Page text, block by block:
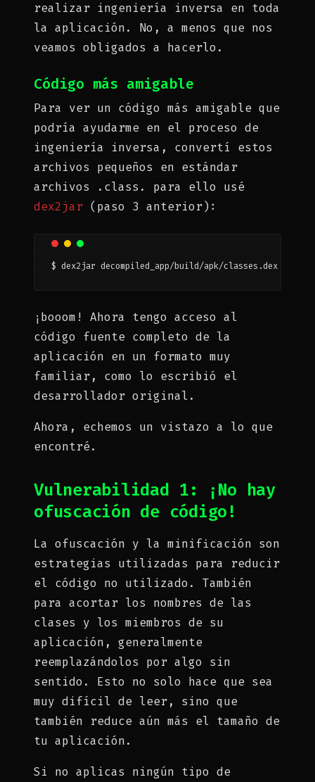
realizar ingeniería inversa en toda
la aplicación. No, a menos que nos
veamos obligados a hacerlo.
Código más amigable
Para ver un código más amigable que
podría ayudarme en el proceso de
ingeniería inversa, convertí estos
archivos pequeños en estándar
archivos .class. para ello usé
dex2jar (paso 3 anterior):
$ dex2jar decompiled_app/build/apk/classes.dex
¡booom! Ahora tengo acceso al
código fuente completo de la
aplicación en un formato muy
familiar, como lo escribió el
desarrollador original.
Ahora, echemos un vistazo a lo que
encontré.
Vulnerabilidad 1: ¡No hay
ofuscación de código!
La ofuscación y la minificación son
estrategias utilizadas para reducir
el código no utilizado. También
para acortar los nombres de las
clases y los miembros de su
aplicación, generalmente
reemplazándolos por algo sin
sentido. Esto no solo hace que sea
muy difícil de leer, sino que
también reduce aún más el tamaño de
tu aplicación.
Si no aplicas ningún tipo de